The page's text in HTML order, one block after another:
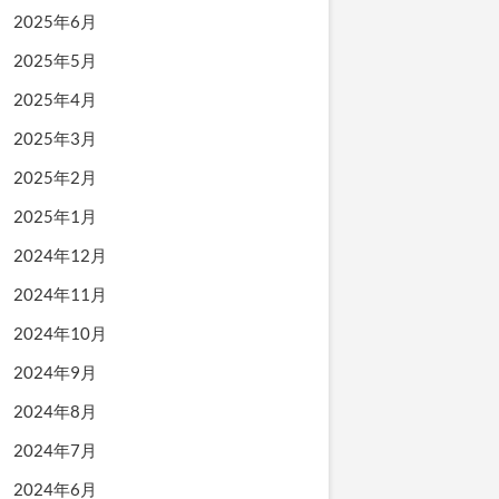
2025年6月
2025年5月
2025年4月
2025年3月
2025年2月
2025年1月
2024年12月
2024年11月
2024年10月
2024年9月
2024年8月
2024年7月
2024年6月